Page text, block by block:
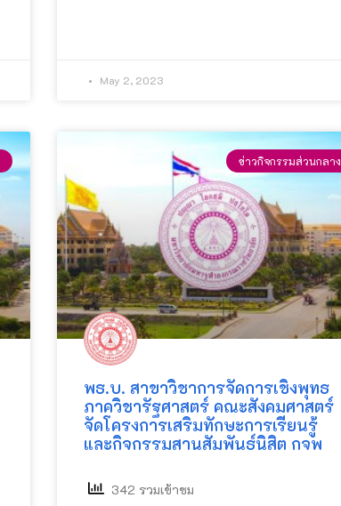
May 2, 2023
ข่าวกิจกรรมส่วนกลาง
พธ.บ. สาขาวิชาการจัดการเชิงพุทธ
ภาควิชารัฐศาสตร์ คณะสังคมศาสตร์
จัดโครงการเสริมทักษะการเรียนรู้
และกิจกรรมสานสัมพันธ์นิสิต กจพ
342 รวมเข้าชม